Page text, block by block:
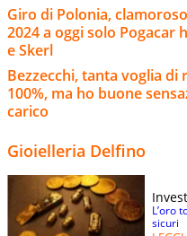
Giro di Polonia,
2024 a oggi solo Pogacar
e Skerl
Bezzecchi, tanta voglia
100%, ma ho buone
carico
Gioielleria Delfino
L’oro
sicuri